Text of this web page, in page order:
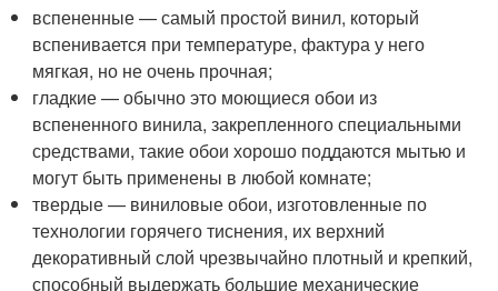
вспененные — самый простой винил, который
вспенивается при температуре, фактура у него
мягкая, но не очень прочная;
гладкие — обычно это моющиеся обои из
вспененного винила, закрепленного специальными
средствами, такие обои хорошо поддаются мытью и
могут быть применены в любой комнате;
твердые — виниловые обои, изготовленные по
технологии горячего тиснения, их верхний
декоративный слой чрезвычайно плотный и крепкий,
способный выдержать большие механические